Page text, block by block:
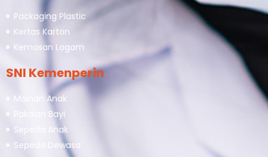
Packaging Plastic
Kertas Karton
Kemasan Logam
SNI Kemenperin
Mainan Anak
Pakaian Bayi
Sepeda Anak
Sepeda Dewasa